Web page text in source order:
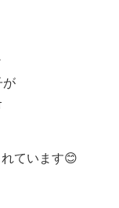
が
ています😊